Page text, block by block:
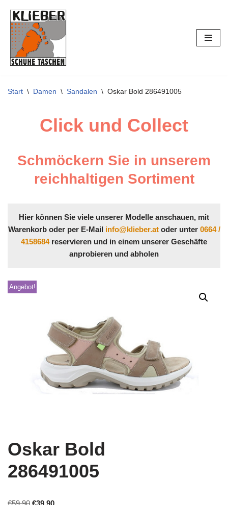
Zum
Inhalt
springen
Start \ Damen \ Sandalen \ Oskar Bold 286491005
Click und Collect
Schmöckern Sie in unserem
reichhaltigen Sortiment
Hier können Sie viele unserer Modelle anschauen, mit
Warenkorb oder per E-Mail info@klieber.atoder unter 0664 /
4158684reservieren und in einem unserer Geschäfte
anprobieren und abholen
Angebot!
Oskar Bold
286491005
€59,90 €39,90